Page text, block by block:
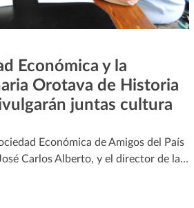
Económica y la
Orotava de Historia
juntas cultura
Económica de Amigos del País
Carlos Alberto, y el director de la…